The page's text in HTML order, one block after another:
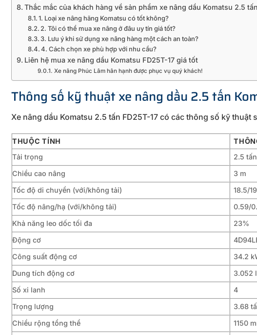
Thắc mắc của khách hàng về sản phẩm xe nâng dầu Komatsu 2.5
1. Loại xe nâng hãng Komatsu có tốt không?
2. Tôi có thể mua xe nâng ở đâu uy tín giá tốt?
3. Lưu ý khi sử dụng xe nâng hàng một cách an toàn?
4. Cách chọn xe phù hợp với nhu cầu?
Liên hệ mua xe nâng dầu Komatsu FD25T-17 giá tốt
Xe nâng Phúc Lâm hân hạnh được phục vụ quý khách!
Thông số kỹ thuật xe nâng dầu 2.5 tấn
Xe nâng dầu Komatsu 2.5 tấn FD25T-17 có các thông số kỹ thuật
THUỘC TÍNH
Tải trọng
2.5 tấn
Chiều cao nâng
3 m
Tốc độ di chuyển (với/không tải)
18.5/
Tốc độ nâng/hạ (với/không tải)
0.59/
Khả năng leo dốc tối đa
23%
Động cơ
Công suất động cơ
34.2
Dung tích động cơ
3.052 l
Số xi lanh
4
Trọng lượng
3.68
Chiều rộng tổng thể
1150